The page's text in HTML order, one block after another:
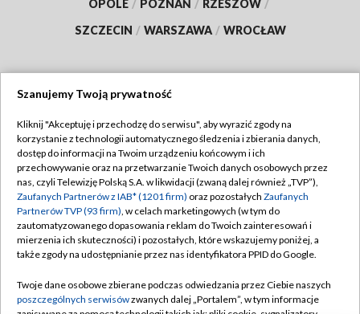
OPOLE / POZNAŃ / RZESZÓW /
SZCZECIN / WARSZAWA / WROCŁAW
TVP
Abonament TVP
Emisja w TVP
Centrum informacji TVP
Naziemna Telewizja Cyfrowa
Rada Programowa
Regulamin TVP
Polityka prywatności
Moje zgody
Pomoc
Kontakt
Szanujemy Twoją prywatność
Kliknij "Akceptuję i przechodzę do serwisu", aby wyrazić zgody na
korzystanie z technologii automatycznego śledzenia i zbierania danych,
dostęp do informacji na Twoim urządzeniu końcowym i ich
przechowywanie oraz na przetwarzanie Twoich danych osobowych przez
nas, czyli Telewizję Polską S.A. w likwidacji (zwaną dalej również „TVP”),
Zaufanych Partnerów z IAB* (1201 firm) oraz pozostałych Zaufanych
Partnerów TVP (93 firm), w celach marketingowych (w tym do
zautomatyzowanego dopasowania reklam do Twoich zainteresowań i
mierzenia ich skuteczności) i pozostałych, które wskazujemy poniżej, a
także zgody na udostępnianie przez nas identyfikatora PPID do Google.
Twoje dane osobowe zbierane podczas odwiedzania przez Ciebie naszych
poszczególnych serwisówzwanych dalej „Portalem”, w tym informacje